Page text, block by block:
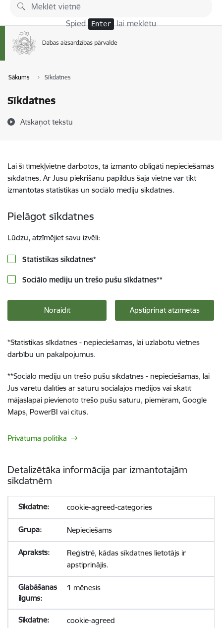
Pāriet uz lapas saturu
Spied Enter lai meklētu
Sākums Sīkdatnes
Sīkdatnes
Atskaņot tekstu
Lai šī tīmekļvietne darbotos, tā izmanto obligāti nepieciešamās
sīkdatnes. Ar Jūsu piekrišanu papildus šajā vietnē var tikt
izmantotas statistikas un sociālo mediju sīkdatnes.
Pielāgot sīkdatnes
Lūdzu, atzīmējiet savu izvēli:
Statistikas sīkdatnes*
Sociālo mediju un trešo pušu sīkdatnes**
Noraidīt Apstiprināt atzīmētās
*Statistikas sīkdatnes - nepieciešamas, lai uzlabotu vietnes
darbību un pakalpojumus.
**Sociālo mediju un trešo pušu sīkdatnes - nepieciešamas, lai
Jūs varētu dalīties ar saturu sociālajos medijos vai skatīt
mājaslapai pievienoto trešo pušu saturu, piemēram, Google
Maps, PowerBI vai citus.
Privātuma politika
Detalizētāka informācija par izmantotajām
sīkdatnēm
cookie-agreed-categories
Nepieciešams
Reģistrē, kādas sīkdatnes lietotājs ir
apstiprinājis.
1 mēnesis
cookie-agreed